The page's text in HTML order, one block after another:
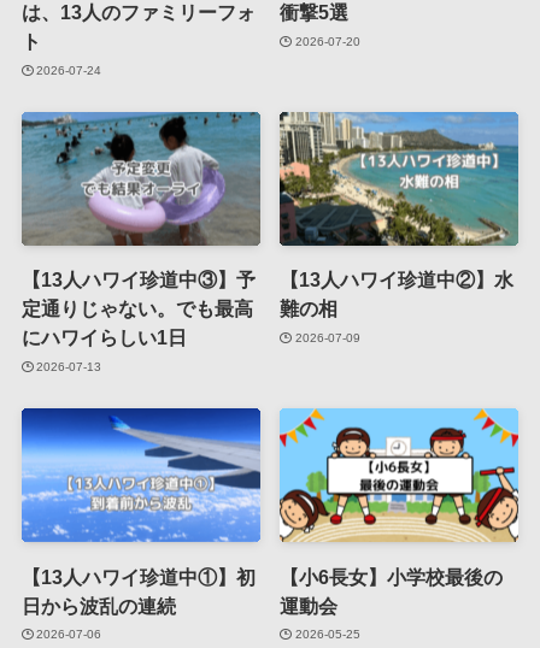
は、13人のファミリーフォ
ト
2026-07-24
衝撃5選
2026-07-20
【13人ハワイ珍道中③】予
定通りじゃない。でも最高
にハワイらしい1日
2026-07-13
【13人ハワイ珍道中②】水
難の相
2026-07-09
【13人ハワイ珍道中①】初
日から波乱の連続
2026-07-06
【小6長女】小学校最後の
運動会
2026-05-25